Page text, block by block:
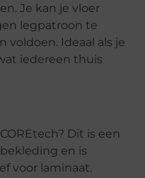
Je kan je vloer
legpatroon te
voldoen. Ideaal als je
iedereen thuis
Dit is een
en is
voor laminaat.